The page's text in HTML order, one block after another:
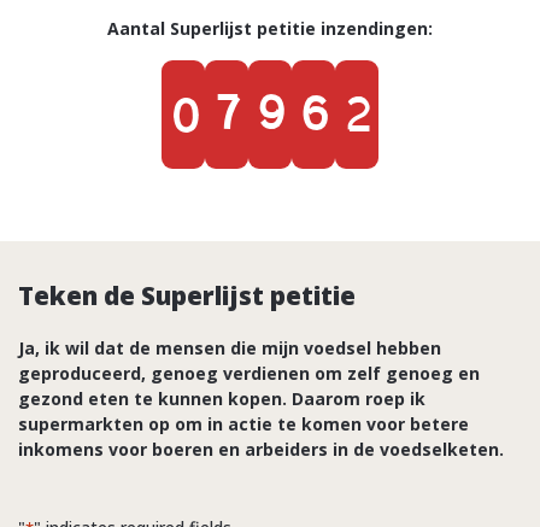
Aantal Superlijst petitie inzendingen:
7
9
6
Teken de Superlijst petitie
Ja, ik wil dat de mensen die mijn voedsel hebben
geproduceerd, genoeg verdienen om zelf genoeg en
gezond eten te kunnen kopen. Daarom roep ik
supermarkten op om in actie te komen voor betere
inkomens voor boeren en arbeiders in de voedselketen.